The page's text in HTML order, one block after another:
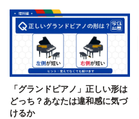
「グランドピアノ」正しい形は
どっち？あなたは違和感に気づ
けるか